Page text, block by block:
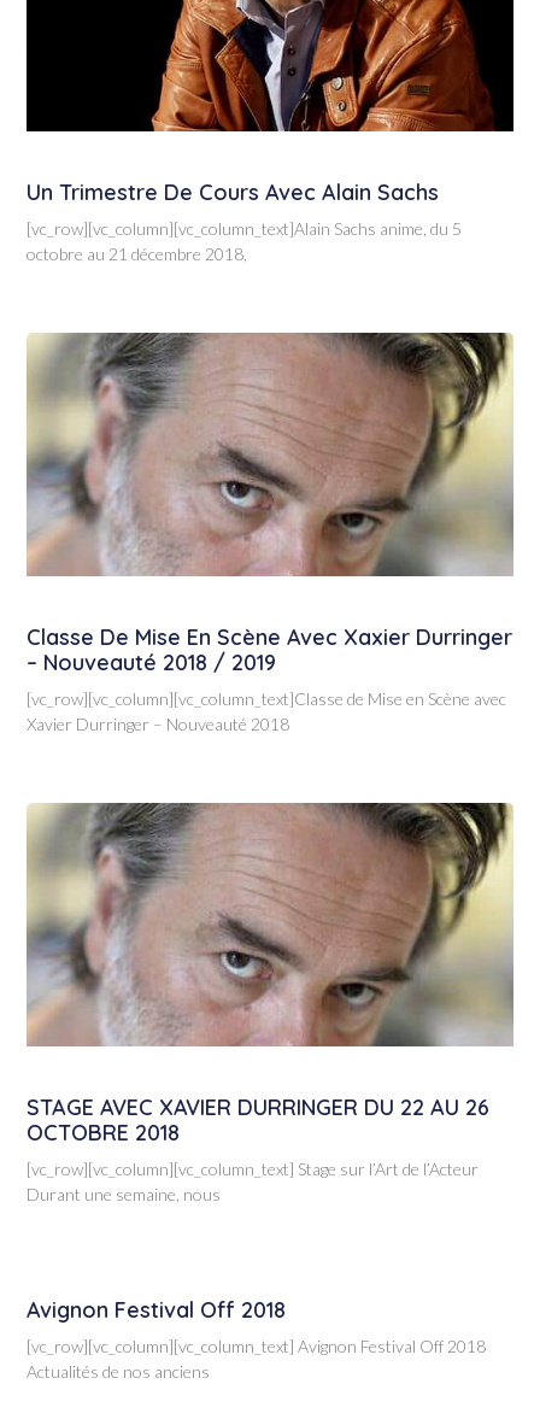
Un Trimestre De Cours Avec Alain Sachs
[vc_row][vc_column][vc_column_text]Alain Sachs anime, du 5
octobre au 21 décembre 2018,
Classe De Mise En Scène Avec Xaxier Durringer
– Nouveauté 2018 / 2019
[vc_row][vc_column][vc_column_text]Classe de Mise en Scène avec
Xavier Durringer – Nouveauté 2018
STAGE AVEC XAVIER DURRINGER DU 22 AU 26
OCTOBRE 2018
[vc_row][vc_column][vc_column_text] Stage sur l’Art de l’Acteur
Durant une semaine, nous
Avignon Festival Off 2018
[vc_row][vc_column][vc_column_text] Avignon Festival Off 2018
Actualités de nos anciens